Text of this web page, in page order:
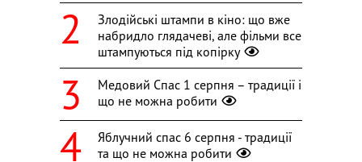
Злодійські штампи в кіно: що вже
набридло глядачеві, але фільми все
штампуються під копірку
Медовий Спас 1 серпня – традиції і
що не можна робити
Яблучний спас 6 серпня - традиції
та що не можна робити